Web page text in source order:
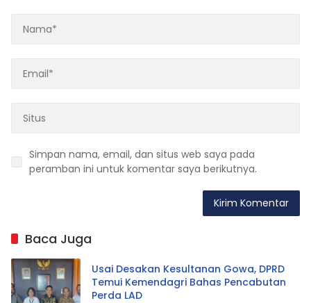
Simpan nama, email, dan situs web saya pada
peramban ini untuk komentar saya berikutnya.
Baca Juga
Usai Desakan Kesultanan Gowa, DPRD
Temui Kemendagri Bahas Pencabutan
Perda LAD